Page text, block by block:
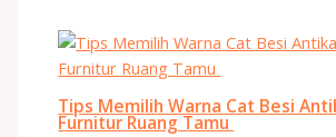
Tips Memilih Warna Cat Besi
Furnitur Ruang Tamu